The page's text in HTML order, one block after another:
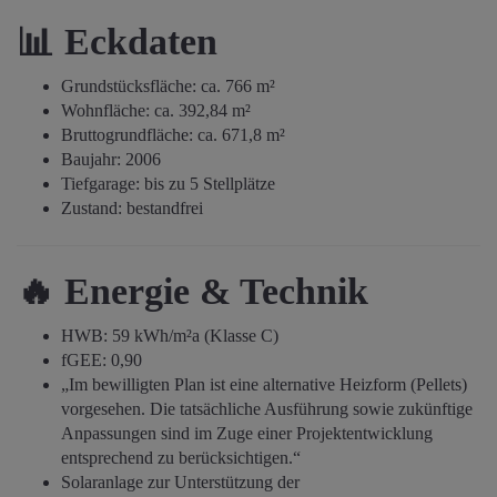
📊 Eckdaten
Grundstücksfläche: ca. 766 m²
Wohnfläche: ca. 392,84 m²
Bruttogrundfläche: ca. 671,8 m²
Baujahr: 2006
Tiefgarage: bis zu 5 Stellplätze
Zustand: bestandfrei
🔥 Energie & Technik
HWB: 59 kWh/m²a (Klasse C)
fGEE: 0,90
„Im bewilligten Plan ist eine alternative Heizform (Pellets)
vorgesehen. Die tatsächliche Ausführung sowie zukünftige
Anpassungen sind im Zuge einer Projektentwicklung
entsprechend zu berücksichtigen.“
Solaranlage zur Unterstützung der